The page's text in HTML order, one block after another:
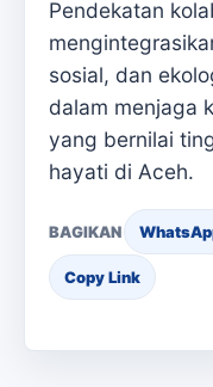
Pendekatan
sosial, dan
dalam menjaga
yang bernilai
hayati di Aceh.
BAGIKAN
Copy Link